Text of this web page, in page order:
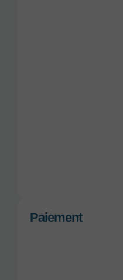
Paiement